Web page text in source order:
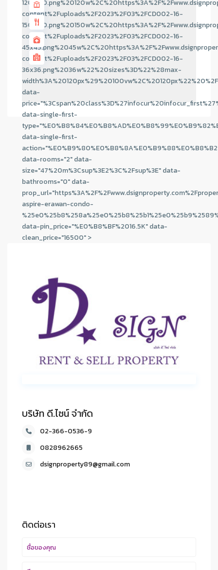
content%2Fuploads%2F2023%2F03%2FCD002-16-
content%2Fuploads%2F2023%2F03%2FCD002-16-
content%2Fuploads%2F2023%2F03%2FCD002-16-
36x36.png%2036w%22%20sizes%3D%22%28max-
data-
data-single-first-
data-single-first-
data-rooms="2" data-
size="47%20m%3Csup%3E2%3C%2Fsup%3E" data-
bathrooms="0" data-
aspire-erawan-condo-
data-pin_price="%E0%B8%BF%2016.5K" data-
clean_price="16500" >
บริษัท ดี.ไซน์ จํากัด
02-366-0536-9
0828962665
dsignproperty89@gmail.com
ติดต่อเรา